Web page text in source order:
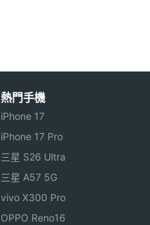
熱門手機
iPhone 17
iPhone 17 Pro
三星 S26 Ultra
三星 A57 5G
vivo X300 Pro
OPPO Reno16